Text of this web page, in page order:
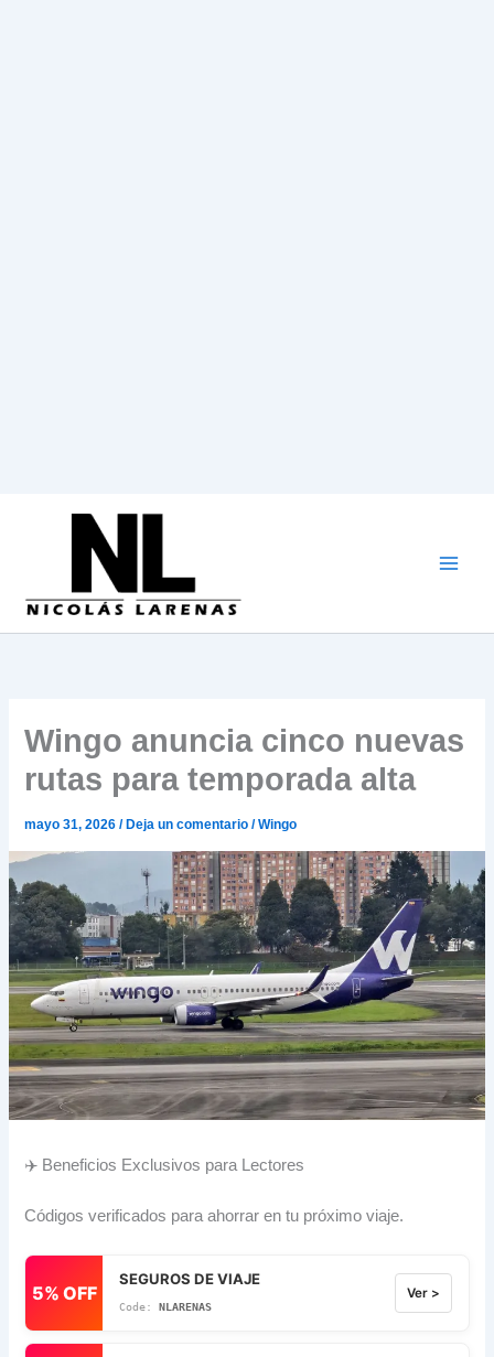
Wingo anuncia cinco nuevas
rutas para temporada alta
mayo 31, 2026/ Deja un comentario /Wingo
✈️ Beneficios Exclusivos para Lectores
Códigos verificados para ahorrar en tu próximo viaje.
5% OFF
SEGUROS DE VIAJE
NLARENAS
Ver >